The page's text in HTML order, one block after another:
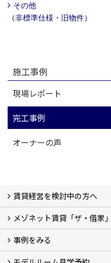
その他
（非標準仕様・旧物件）
施工事例
現場レポート
完工事例
オーナーの声
賃貸経営を検討中の方へ
私たちの考え方
賃貸経営の成功学
様々な無料サービス
相続税とは
よくあるご質問
メゾネット賃貸「ザ・借家」
ザ・借家について詳しく知
事例をみる
建設中の現場レポート
完成した建物を見てみる
オーナーの声